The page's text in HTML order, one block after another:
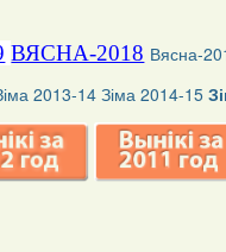
ВЯСНА-2018 Вясна-
2013-14 Зіма 2014-15